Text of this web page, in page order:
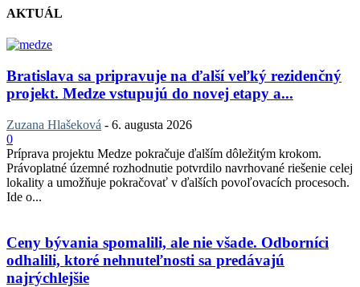
AKTUÁL
Bratislava sa pripravuje na ďalší veľký rezidenčný
projekt. Medze vstupujú do novej etapy a...
Zuzana Hlašeková - 6. augusta 2026
0
Príprava projektu Medze pokračuje ďalším dôležitým krokom.
Právoplatné územné rozhodnutie potvrdilo navrhované riešenie celej
lokality a umožňuje pokračovať v ďalších povoľovacích procesoch.
Ide o...
Ceny bývania spomalili, ale nie všade. Odborníci
odhalili, ktoré nehnuteľnosti sa predávajú
najrýchlejšie